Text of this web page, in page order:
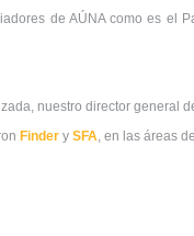
de AÚNA como es el
nuestro director general
Finder y SFA , en las áreas